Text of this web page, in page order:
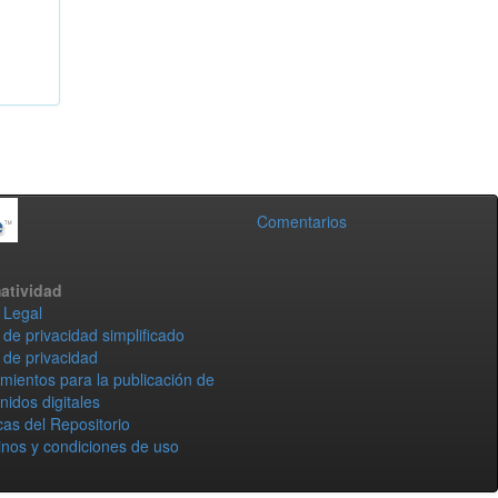
Comentarios
privacidad simplificado
privacidad
para la publicación de
digitales
del Repositorio
y condiciones de uso